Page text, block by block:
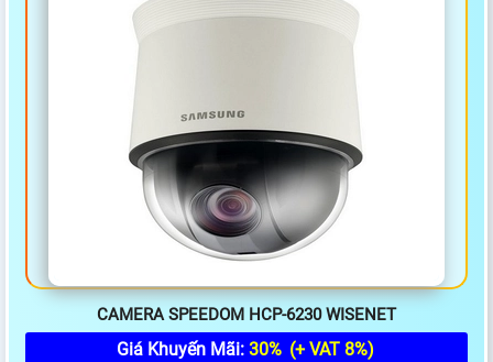
CAMERA SPEEDOM HCP-6230 WISENET
Giá Khuyến Mãi: 30% (+ VAT 8%)